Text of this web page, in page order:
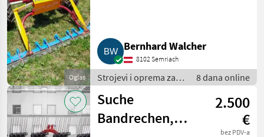
Oglas
Bernhard Walcher
8102 Semriach
Strojevi i oprema za
travu i baliranje /
Brdski strojevi
8 dana online
Suche
Bandrechen,
2.500
€
bez PDV-a